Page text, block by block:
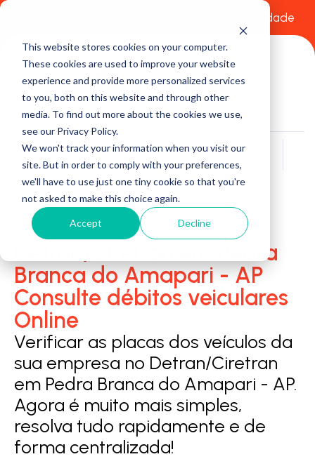
This website stores cookies on your computer.
These cookies are used to improve your website
experience and provide more personalized services
to you, both on this website and through other
media. To find out more about the cookies we use,
see our Privacy Policy.
We won't track your information when you visit our
site. But in order to comply with your preferences,
we'll have to use just one tiny cookie so that you're
not asked to make this choice again.
Accept Decline
Política de Privacidade
Buscar
Detran/Ciretran em Pedra
Branca do Amapari - AP
Consulte débitos veiculares
Online
Verificar as placas dos veículos da
sua empresa no Detran/Ciretran
em Pedra Branca do Amapari - AP.
Agora é muito mais simples,
resolva tudo rapidamente e de
forma centralizada!